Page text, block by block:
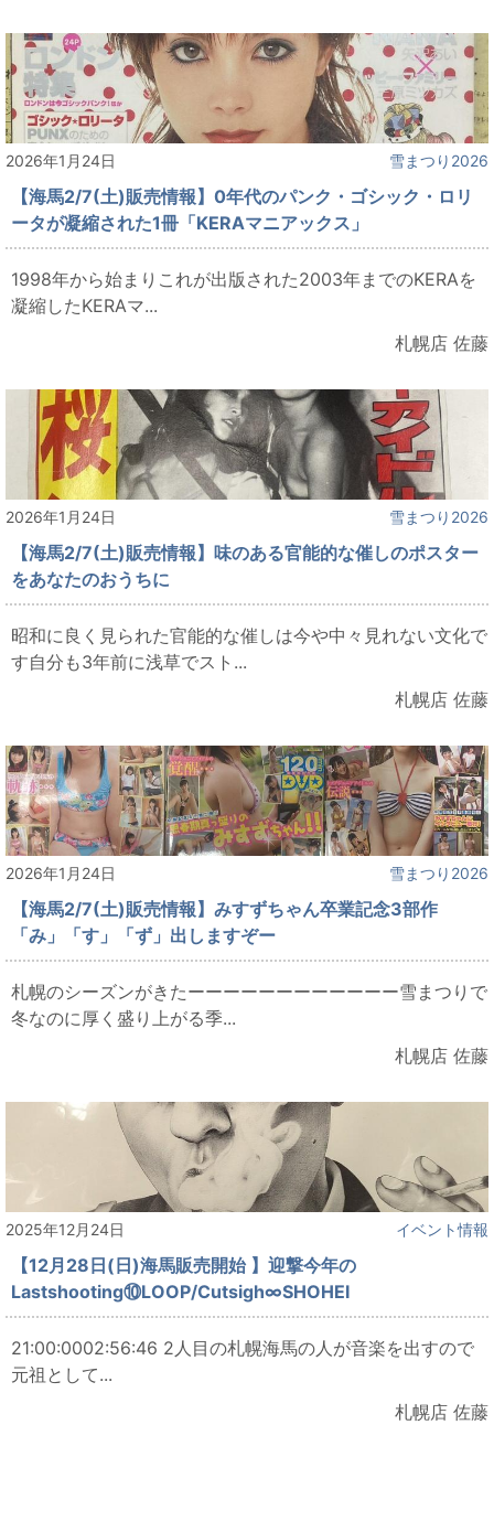
2026年1月24日 雪まつり2026
【海馬2/7(土)販売情報】0年代のパンク・ゴシック・ロリ
ータが凝縮された1冊「KERAマニアックス」
1998年から始まりこれが出版された2003年までのKERAを
凝縮したKERAマ...
札幌店 佐藤
2026年1月24日 雪まつり2026
【海馬2/7(土)販売情報】味のある官能的な催しのポスター
をあなたのおうちに
昭和に良く見られた官能的な催しは今や中々見れない文化で
す自分も3年前に浅草でスト...
札幌店 佐藤
2026年1月24日 雪まつり2026
【海馬2/7(土)販売情報】みすずちゃん卒業記念3部作
「み」「す」「ず」出しますぞー
札幌のシーズンがきたーーーーーーーーーーーー雪まつりで
冬なのに厚く盛り上がる季...
札幌店 佐藤
2025年12月24日 イベント情報
【12月28日(日)海馬販売開始 】迎撃今年の
Lastshooting⑩LOOP/Cutsigh∞SHOHEI
21:00:0002:56:46 2人目の札幌海馬の人が音楽を出すので
元祖として...
札幌店 佐藤